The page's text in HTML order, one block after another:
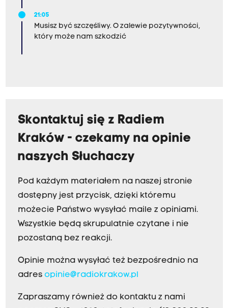
21:05
Musisz być szczęśliwy. O zalewie pozytywności,
który może nam szkodzić
Skontaktuj się z Radiem
Kraków - czekamy na opinie
naszych Słuchaczy
Pod każdym materiałem na naszej stronie
dostępny jest przycisk, dzięki któremu
możecie Państwo wysyłać maile z opiniami.
Wszystkie będą skrupulatnie czytane i nie
pozostaną bez reakcji.
Opinie można wysyłać też bezpośrednio na
adres opinie@radiokrakow.pl
Zapraszamy również do kontaktu z nami